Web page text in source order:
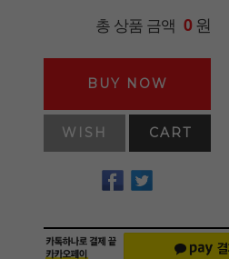
총 상품 금액 0원
BUY NOW
WISH CART